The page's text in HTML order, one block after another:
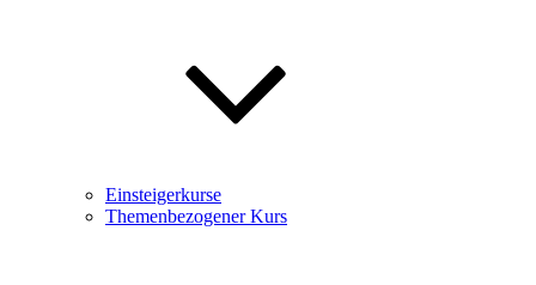
Einsteigerkurse
Themenbezogener Kurs